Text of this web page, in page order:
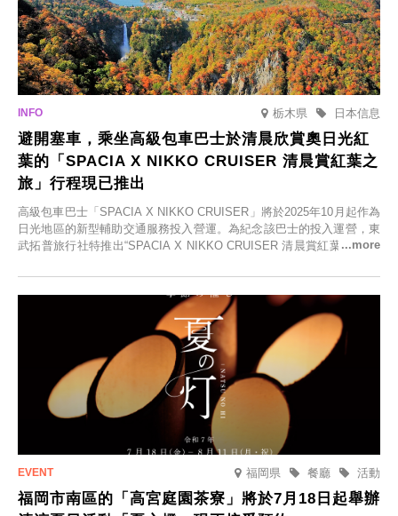
栃木県 日本信息
避開塞車，乘坐高級包車巴士於清晨欣賞奧日光紅
葉的「SPACIA X NIKKO CRUISER 清晨賞紅葉之
旅」行程現已推出
高級包車巴士「SPACIA X NIKKO CRUISER」將於2025年10月起作為
日光地區的新型輔助交通服務投入營運。為紀念該巴士的投入運營，東
武拓普旅行社特推出“SPACIA X NIKKO CRUISER 清晨賞紅葉之旅”，
福岡県 活動
餐廳
福岡市南區的「高宮庭園茶寮」將於7月18日起舉辦